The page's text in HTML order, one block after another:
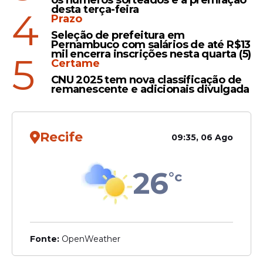
No
sitebancadoingresso.com.br/event/
e também presencialmente em pontos
físicos nas lojas ArenaFit (Shopping RioMar)
e Jorge Bischoff (Shopping Recife),
os ingressos para os dois jogos podem ser
desta terça-feira
4
Prazo
Seleção de prefeitura em
Pernambuco com salários de até R$13
mil encerra inscrições nesta quarta (5)
5
Certame
CNU 2025 tem nova classificação de
remanescente e adicionais divulgada
Recife 09:35, 06 Ago
26°c
Fonte: OpenWeather